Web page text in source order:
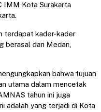
IMM Kota Surakarta
terdapat kader-kader
berasal dari Medan,
bahwa tujuan
utama dalam mencetak
tahun ini juga
adalah yang terjadi di Kota